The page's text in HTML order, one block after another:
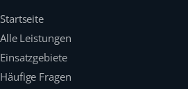
Startseite
Alle Leistungen
Einsatzgebiete
Häufige Fragen